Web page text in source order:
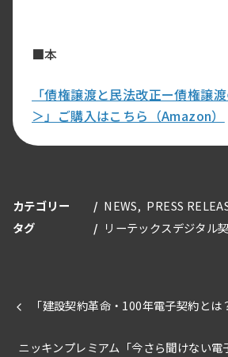
■本
「債権譲渡と民法改正ー債権譲
＞」ご購入はこちら（Amazon）
カテゴリー NEWS
PRESS
タグ
リーテックスデジタル
「建設契約革命・100年電子契約と
ニッキンプレミアム「今さら聞けない